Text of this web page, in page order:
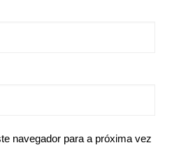
navegador para a próxima vez